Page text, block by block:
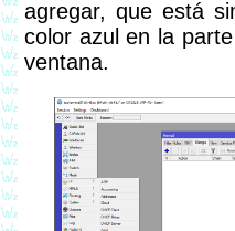
agregar, que está
color azul en la
ventana.